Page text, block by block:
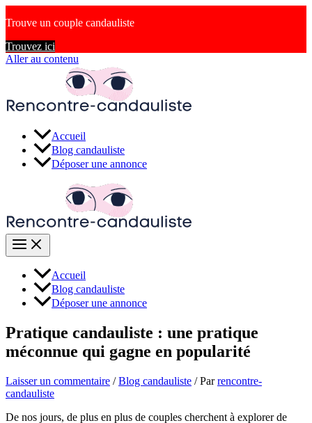
Trouve un couple candauliste
Trouvez ici
Aller au contenu
Accueil
Blog candauliste
Déposer une annonce
Accueil
Blog candauliste
Déposer une annonce
Pratique candauliste : une pratique
méconnue qui gagne en popularité
Laisser un commentaire /Blog candauliste / Parrencontre-
candauliste
De nos jours, de plus en plus de couples cherchent à explorer de